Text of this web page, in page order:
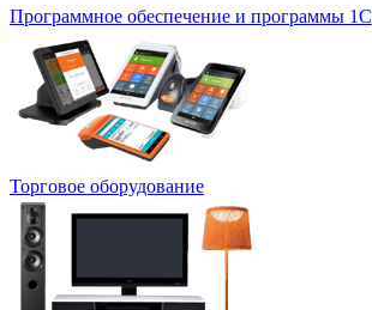
Программное обеспечение и программы 1С
Торговое оборудование